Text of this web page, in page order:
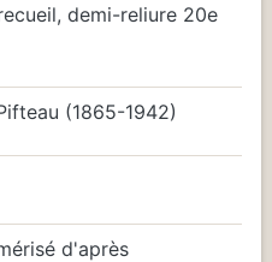
demi-reliure 20e
(1865-1942)
d'après